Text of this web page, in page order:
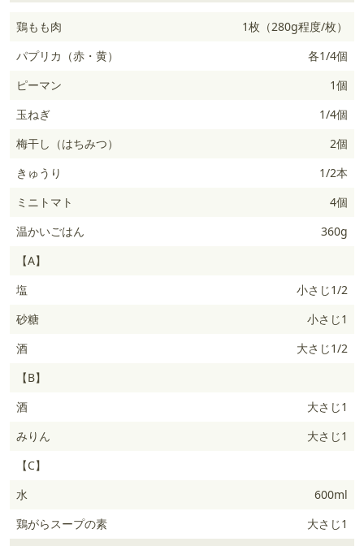
鶏もも肉
1枚（280g程度/枚）
パプリカ（赤・黄）
各1/4個
ピーマン
1個
玉ねぎ
1/4個
梅干し（はちみつ）
2個
きゅうり
1/2本
ミニトマト
4個
温かいごはん
360g
【A】
塩
小さじ1/2
砂糖
小さじ1
酒
大さじ1/2
【B】
酒
大さじ1
みりん
大さじ1
【C】
水
600ml
鶏がらスープの素
大さじ1